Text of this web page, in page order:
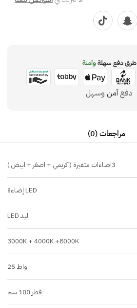
طرق دفع سهلةوآمنة
دفعآمن وسهل
مراجعات (0)
3اضاءات متغيرة ( كريمي + اصفر + ابيض )
LED إضاءة
ليد LED
3000K + 4000K +8000K
واط 25
قطر 100 سم